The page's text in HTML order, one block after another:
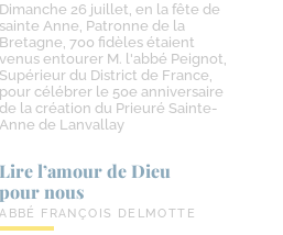
Dimanche 26 juillet, en la fête de
sainte Anne, Patronne de la
Bretagne, 700 fidèles étaient
venus entourer M. l'abbé Peignot,
Supérieur du District de France,
pour célébrer le 50e anniversaire
de la création du Prieuré Sainte-
Anne de Lanvallay
Lire l’amour de Dieu
pour nous
ABBÉ FRANÇOIS DELMOTTE